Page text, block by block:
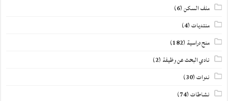
ملف السكن(6)
منتديات(4)
منح دراسية (182)
نادي البحث عن وظيفة (2)
ندوات(30)
نشاطات(74)